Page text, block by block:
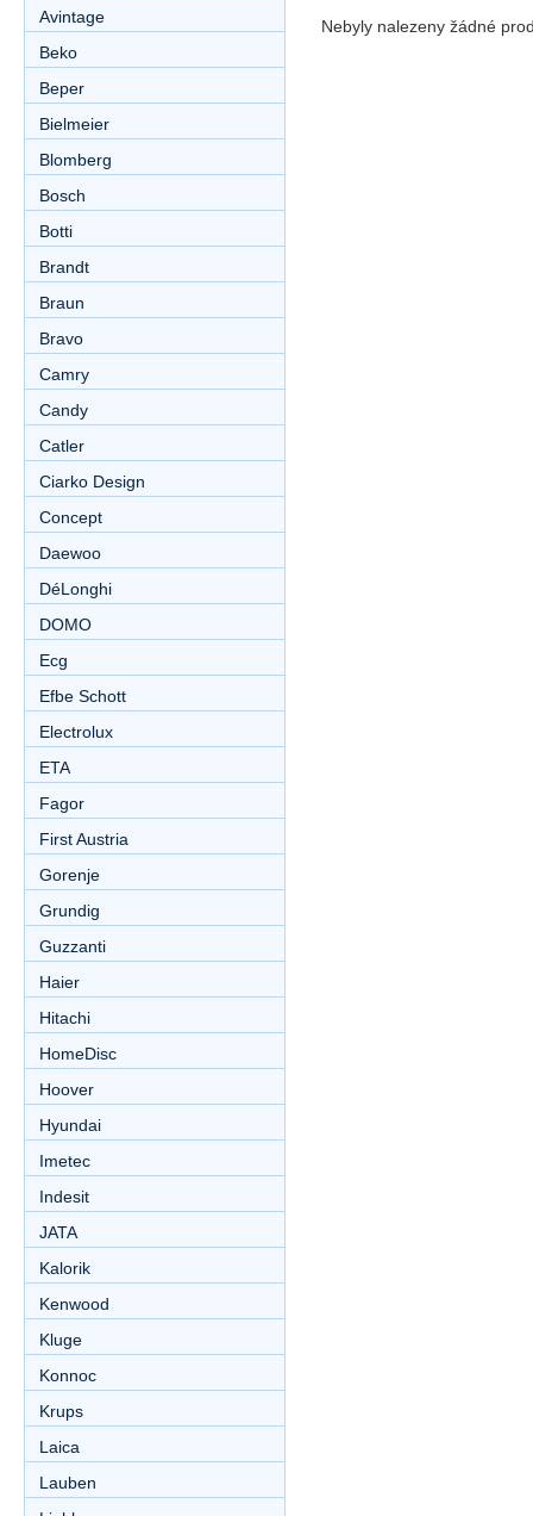
Nebyly nalezeny žádné
Avintage
Beko
Beper
Bielmeier
Blomberg
Bosch
Botti
Brandt
Braun
Bravo
Camry
Candy
Catler
Ciarko Design
Concept
Daewoo
DéLonghi
DOMO
Ecg
Efbe Schott
Electrolux
ETA
Fagor
First Austria
Gorenje
Grundig
Guzzanti
Haier
Hitachi
HomeDisc
Hoover
Hyundai
Imetec
Indesit
JATA
Kalorik
Kenwood
Kluge
Konnoc
Krups
Laica
Lauben